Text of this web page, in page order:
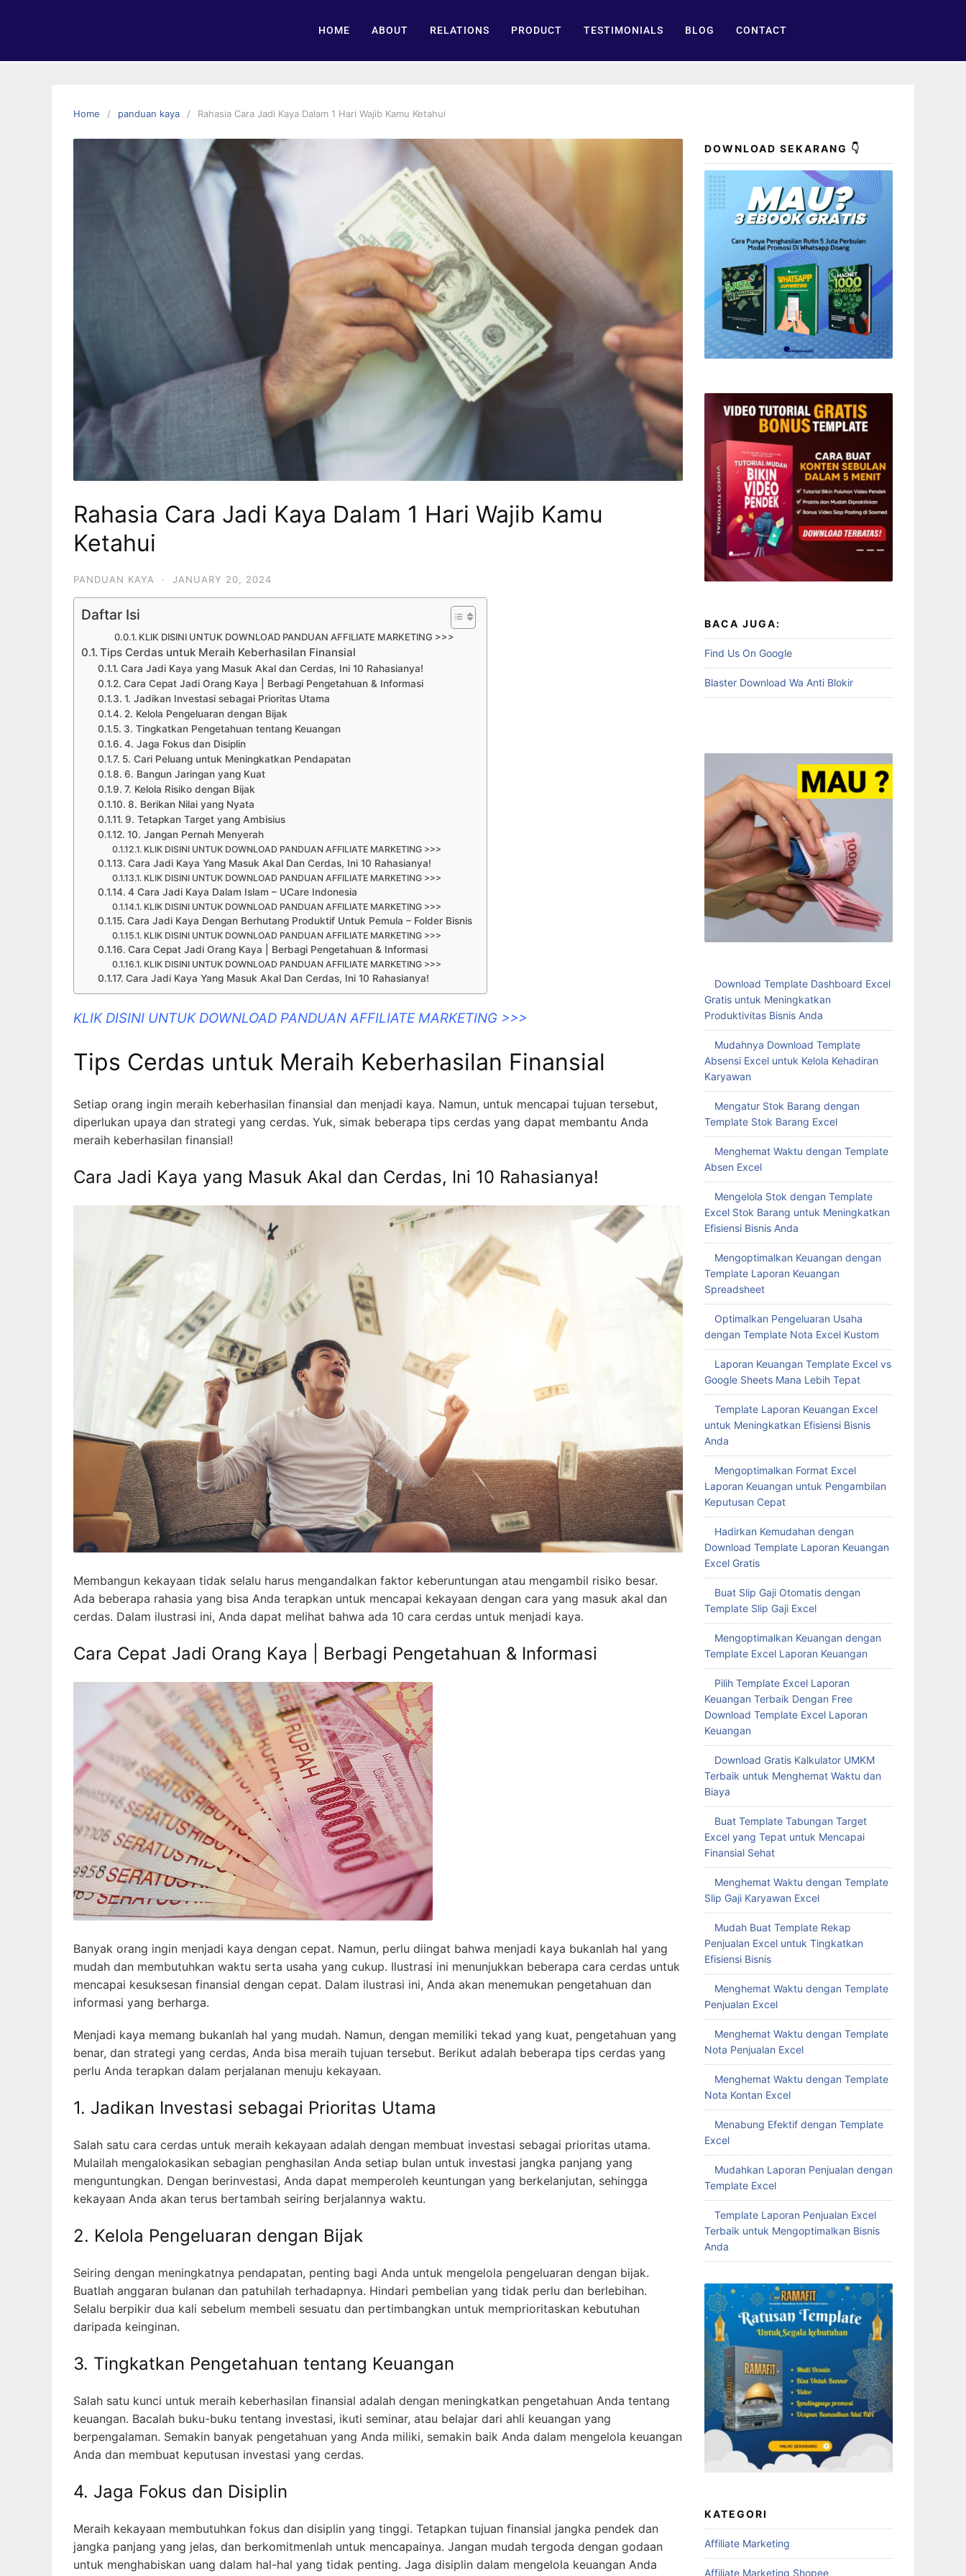
HOME ABOUT RELATIONS PRODUCT TESTIMONIALS BLOG CONTACT
Home panduan kaya Rahasia Cara Jadi Kaya Dalam 1 Hari Wajib Kamu Ketahui
Rahasia Cara Jadi Kaya Dalam 1 Hari Wajib Kamu
Ketahui
PANDUAN KAYA · JANUARY 20, 2024
Daftar Isi
KLIK DISINI UNTUK DOWNLOAD PANDUAN AFFILIATE MARKETING >>>
Tips Cerdas untuk Meraih Keberhasilan Finansial
Cara Jadi Kaya yang Masuk Akal dan Cerdas, Ini 10 Rahasianya!
Cara Cepat Jadi Orang Kaya | Berbagi Pengetahuan & Informasi
1. Jadikan Investasi sebagai Prioritas Utama
2. Kelola Pengeluaran dengan Bijak
3. Tingkatkan Pengetahuan tentang Keuangan
4. Jaga Fokus dan Disiplin
5. Cari Peluang untuk Meningkatkan Pendapatan
6. Bangun Jaringan yang Kuat
7. Kelola Risiko dengan Bijak
8. Berikan Nilai yang Nyata
9. Tetapkan Target yang Ambisius
10. Jangan Pernah Menyerah
KLIK DISINI UNTUK DOWNLOAD PANDUAN AFFILIATE MARKETING >>>
Cara Jadi Kaya Yang Masuk Akal Dan Cerdas, Ini 10 Rahasianya!
KLIK DISINI UNTUK DOWNLOAD PANDUAN AFFILIATE MARKETING >>>
4 Cara Jadi Kaya Dalam Islam – UCare Indonesia
KLIK DISINI UNTUK DOWNLOAD PANDUAN AFFILIATE MARKETING >>>
Cara Jadi Kaya Dengan Berhutang Produktif Untuk Pemula – Folder Bisnis
KLIK DISINI UNTUK DOWNLOAD PANDUAN AFFILIATE MARKETING >>>
Cara Cepat Jadi Orang Kaya | Berbagi Pengetahuan & Informasi
KLIK DISINI UNTUK DOWNLOAD PANDUAN AFFILIATE MARKETING >>>
Cara Jadi Kaya Yang Masuk Akal Dan Cerdas, Ini 10 Rahasianya!
KLIK DISINI UNTUK DOWNLOAD PANDUAN AFFILIATE MARKETING >>>
Tips Cerdas untuk Meraih Keberhasilan Finansial
Setiap orang ingin meraih keberhasilan finansial dan menjadi kaya. Namun, untuk mencapai tujuan tersebut,
diperlukan upaya dan strategi yang cerdas. Yuk, simak beberapa tips cerdas yang dapat membantu Anda
meraih keberhasilan finansial!
Cara Jadi Kaya yang Masuk Akal dan Cerdas, Ini 10 Rahasianya!
Membangun kekayaan tidak selalu harus mengandalkan faktor keberuntungan atau mengambil risiko besar.
Ada beberapa rahasia yang bisa Anda terapkan untuk mencapai kekayaan dengan cara yang masuk akal dan
cerdas. Dalam ilustrasi ini, Anda dapat melihat bahwa ada 10 cara cerdas untuk menjadi kaya.
Cara Cepat Jadi Orang Kaya | Berbagi Pengetahuan & Informasi
Banyak orang ingin menjadi kaya dengan cepat. Namun, perlu diingat bahwa menjadi kaya bukanlah hal yang
mudah dan membutuhkan waktu serta usaha yang cukup. Ilustrasi ini menunjukkan beberapa cara cerdas untuk
mencapai kesuksesan finansial dengan cepat. Dalam ilustrasi ini, Anda akan menemukan pengetahuan dan
informasi yang berharga.
Menjadi kaya memang bukanlah hal yang mudah. Namun, dengan memiliki tekad yang kuat, pengetahuan yang
benar, dan strategi yang cerdas, Anda bisa meraih tujuan tersebut. Berikut adalah beberapa tips cerdas yang
perlu Anda terapkan dalam perjalanan menuju kekayaan.
1. Jadikan Investasi sebagai Prioritas Utama
Salah satu cara cerdas untuk meraih kekayaan adalah dengan membuat investasi sebagai prioritas utama.
Mulailah mengalokasikan sebagian penghasilan Anda setiap bulan untuk investasi jangka panjang yang
menguntungkan. Dengan berinvestasi, Anda dapat memperoleh keuntungan yang berkelanjutan, sehingga
kekayaan Anda akan terus bertambah seiring berjalannya waktu.
2. Kelola Pengeluaran dengan Bijak
Seiring dengan meningkatnya pendapatan, penting bagi Anda untuk mengelola pengeluaran dengan bijak.
Buatlah anggaran bulanan dan patuhilah terhadapnya. Hindari pembelian yang tidak perlu dan berlebihan.
Selalu berpikir dua kali sebelum membeli sesuatu dan pertimbangkan untuk memprioritaskan kebutuhan
daripada keinginan.
3. Tingkatkan Pengetahuan tentang Keuangan
Salah satu kunci untuk meraih keberhasilan finansial adalah dengan meningkatkan pengetahuan Anda tentang
keuangan. Bacalah buku-buku tentang investasi, ikuti seminar, atau belajar dari ahli keuangan yang
berpengalaman. Semakin banyak pengetahuan yang Anda miliki, semakin baik Anda dalam mengelola keuangan
Anda dan membuat keputusan investasi yang cerdas.
4. Jaga Fokus dan Disiplin
Meraih kekayaan membutuhkan fokus dan disiplin yang tinggi. Tetapkan tujuan finansial jangka pendek dan
jangka panjang yang jelas, dan berkomitmenlah untuk mencapainya. Jangan mudah tergoda dengan godaan
untuk menghabiskan uang dalam hal-hal yang tidak penting. Jaga disiplin dalam mengelola keuangan Anda
DOWNLOAD SEKARANG 👇
BACA JUGA:
Find Us On Google
Blaster Download Wa Anti Blokir
Download Template Dashboard Excel
Gratis untuk Meningkatkan
Produktivitas Bisnis Anda
Mudahnya Download Template
Absensi Excel untuk Kelola Kehadiran
Karyawan
Mengatur Stok Barang dengan
Template Stok Barang Excel
Menghemat Waktu dengan Template
Absen Excel
Mengelola Stok dengan Template
Excel Stok Barang untuk Meningkatkan
Efisiensi Bisnis Anda
Mengoptimalkan Keuangan dengan
Template Laporan Keuangan
Spreadsheet
Optimalkan Pengeluaran Usaha
dengan Template Nota Excel Kustom
Laporan Keuangan Template Excel vs
Google Sheets Mana Lebih Tepat
Template Laporan Keuangan Excel
untuk Meningkatkan Efisiensi Bisnis
Anda
Mengoptimalkan Format Excel
Laporan Keuangan untuk Pengambilan
Keputusan Cepat
Hadirkan Kemudahan dengan
Download Template Laporan Keuangan
Excel Gratis
Buat Slip Gaji Otomatis dengan
Template Slip Gaji Excel
Mengoptimalkan Keuangan dengan
Template Excel Laporan Keuangan
Pilih Template Excel Laporan
Keuangan Terbaik Dengan Free
Download Template Excel Laporan
Keuangan
Download Gratis Kalkulator UMKM
Terbaik untuk Menghemat Waktu dan
Biaya
Buat Template Tabungan Target
Excel yang Tepat untuk Mencapai
Finansial Sehat
Menghemat Waktu dengan Template
Slip Gaji Karyawan Excel
Mudah Buat Template Rekap
Penjualan Excel untuk Tingkatkan
Efisiensi Bisnis
Menghemat Waktu dengan Template
Penjualan Excel
Menghemat Waktu dengan Template
Nota Penjualan Excel
Menghemat Waktu dengan Template
Nota Kontan Excel
Menabung Efektif dengan Template
Excel
Mudahkan Laporan Penjualan dengan
Template Excel
Template Laporan Penjualan Excel
Terbaik untuk Mengoptimalkan Bisnis
Anda
KATEGORI
Affiliate Marketing
Affiliate Marketing Shopee